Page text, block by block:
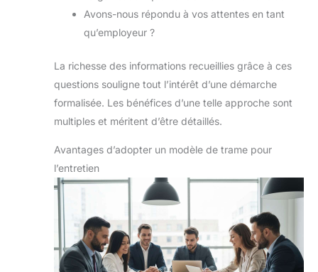
Avons-nous répondu à vos attentes en tant
qu’employeur ?
La richesse des informations recueillies grâce à ces
questions souligne tout l’intérêt d’une démarche
formalisée. Les bénéfices d’une telle approche sont
multiples et méritent d’être détaillés.
Avantages d’adopter un modèle de trame pour
l’entretien